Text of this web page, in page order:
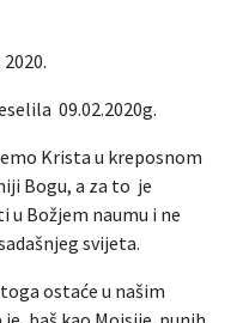
09.02.2020g.
Krista u kreposnom
Bogu, a za to je
Božjem naumu i ne
svijeta.
ostaće u našim